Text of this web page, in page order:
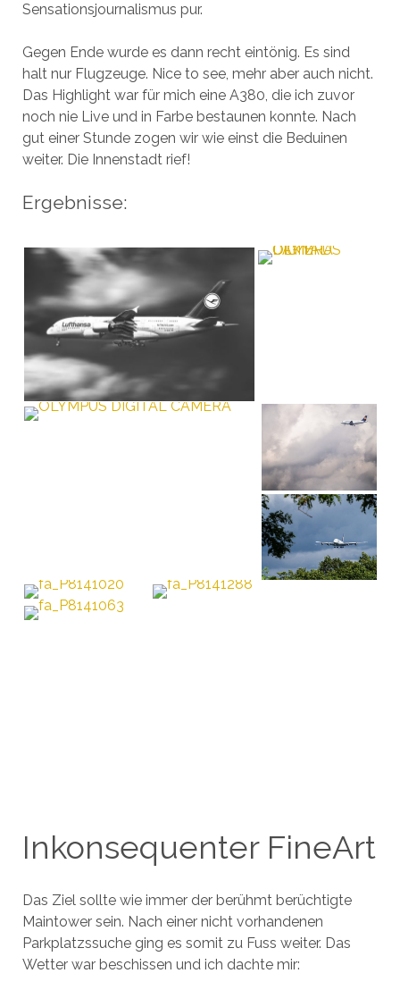
Sensationsjournalismus pur.
Gegen Ende wurde es dann recht eintönig. Es sind
halt nur Flugzeuge. Nice to see, mehr aber auch nicht.
Das Highlight war für mich eine A380, die ich zuvor
noch nie Live und in Farbe bestaunen konnte. Nach
gut einer Stunde zogen wir wie einst die Beduinen
weiter. Die Innenstadt rief!
Ergebnisse:
Inkonsequenter FineArt
Das Ziel sollte wie immer der berühmt berüchtigte
Maintower sein. Nach einer nicht vorhandenen
Parkplatzssuche ging es somit zu Fuss weiter. Das
Wetter war beschissen und ich dachte mir: